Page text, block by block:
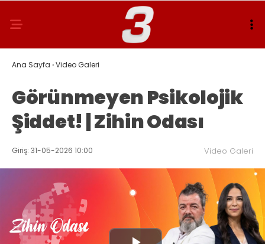
Ana Sayfa ›Video Galeri
Görünmeyen Psikolojik
Şiddet! | Zihin Odası
Giriş: 31-05-2026 10:00 Video Galeri